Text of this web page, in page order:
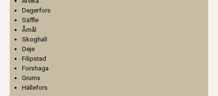
Degerfors
Säffle
Åmål
Skoghall
Deje
Filipstad
Forshaga
Grums
Hällefors